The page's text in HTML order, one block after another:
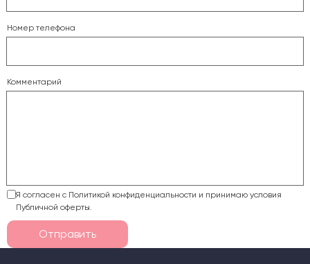
Номер телефона
Комментарий
Я согласен с Политикой конфиденциальности и принимаю условия
Публичной оферты.
Отправить